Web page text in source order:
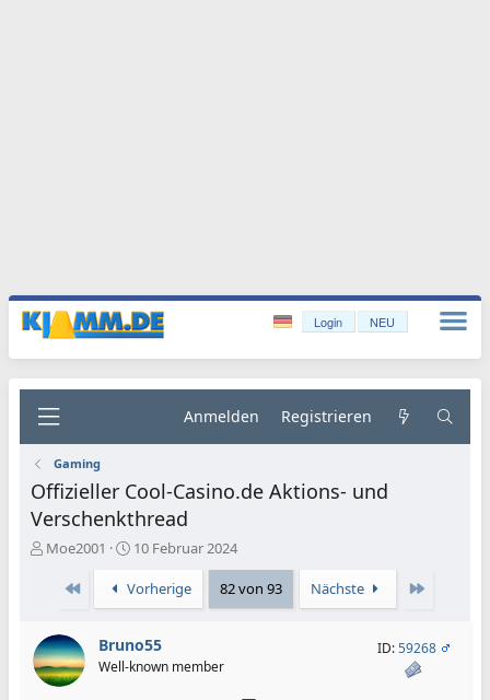
Login NEU
Anmelden Registrieren
Gaming
Offizieller Cool-Casino.de Aktions- und
Verschenkthread
E
l
l
e
Moe2001
E
s
t
l
l
10 Februar 2024
Erste
Vorherige 82 von 93 Nächste
Bruno55
Well-known member
ID:59268